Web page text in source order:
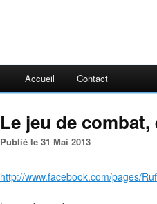
Accueil Contact
Le jeu de
Publié le 31 Mai 2013
http://www.facebook.com/pages/